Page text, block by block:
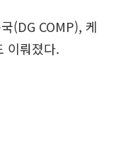
(DG COMP), 케
이뤄졌다.